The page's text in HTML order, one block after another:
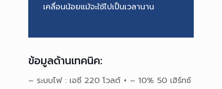
เคลื่อนน้อยแม้จะใช้ไปเป็นเวลานาน
ข้อมูลด้านเทคนิค:
– ระบบไฟ : เอซี 220 โวลต์ + – 10% 50 เฮิร์ทซ์